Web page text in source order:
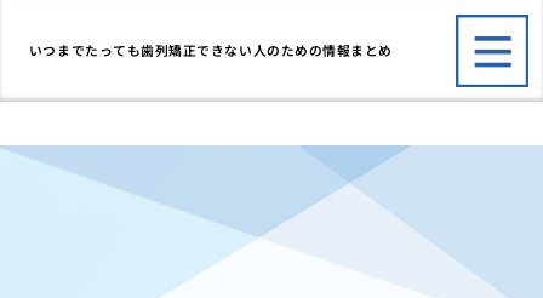
いつまでたっても歯列矯正できない人のための情報まとめ